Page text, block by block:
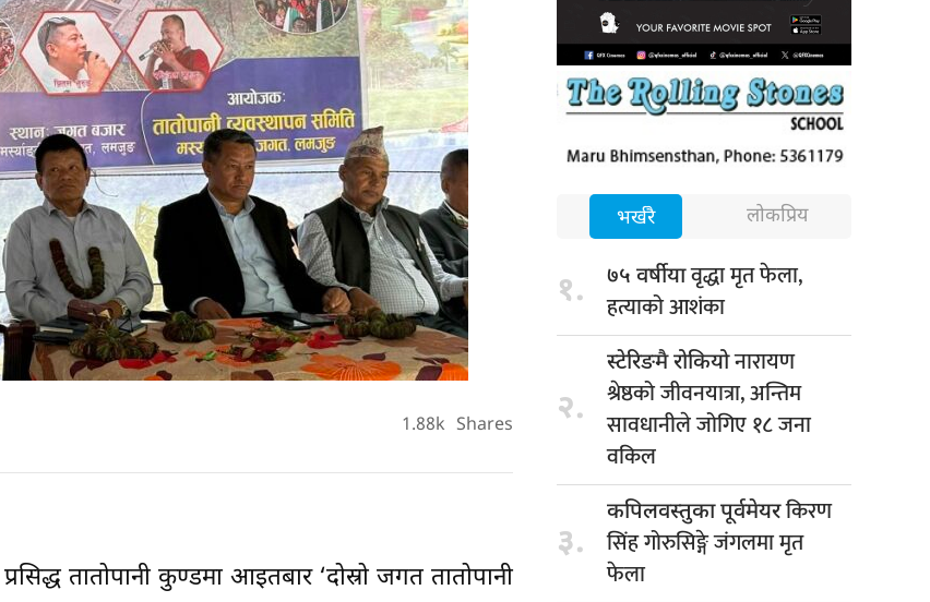
1.88k Shares
तातोपानी कुण्डमा आइतबार ‘दोस्रो जगत तातोपानी
भर्खरै लोकप्रिय
१. ७५ वर्षीयावृद्धा मृत फेला,
हत्याको आशंका
२.
स्टेरिङमै रोकियोनारायण
श्रेष्ठको जीवनयात्रा, अन्तिम
सावधानीले जोगिए १८ जना
वकिल
३.
कपिलवस्तुका पूर्वमेयरकिरण
सिंह गोरुसिङ्गे जंगलमा मृत
फेला